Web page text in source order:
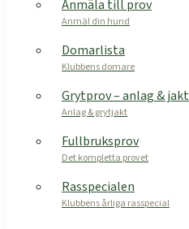
Anmäla till prov
Anmäl din hund
Domarlista
Klubbens domare
Grytprov – anlag & jakt
Anlag & grytjakt
Fullbruksprov
Det kompletta provet
Rasspecialen
Klubbens årliga rasspecial